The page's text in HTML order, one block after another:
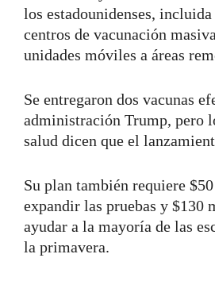
los estadounidenses,
centros de vacunación
unidades móviles a áreas
Se entregaron dos vacunas
administración Trump, pero
salud dicen que el
Su plan también requiere
expandir las pruebas y $130
ayudar a la mayoría de las
la primavera.